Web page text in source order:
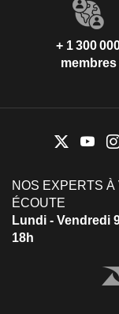
+ 1 300
membres
NOS EXPERTS À
ÉCOUTE
Lundi - Vendredi
18h